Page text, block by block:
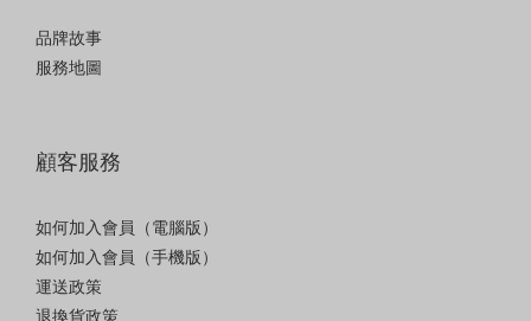
品牌故事
服務地圖
顧客服務
如何加入會員（電腦版）
如何加入會員（手機版）
運送政策
退換貨政策